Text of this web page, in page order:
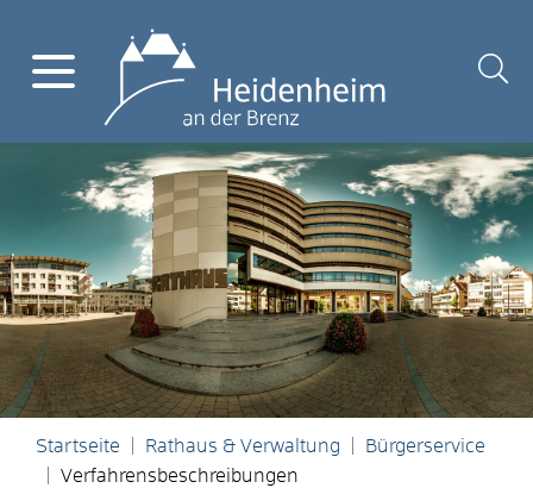
Startseite Rathaus & Verwaltung
Bürgerservice
Verfahrensbeschreibungen